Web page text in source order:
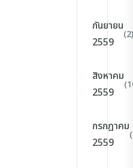
กันยายน
2559
(2)
สิงหาคม
2559
กรกฎาคม
2559